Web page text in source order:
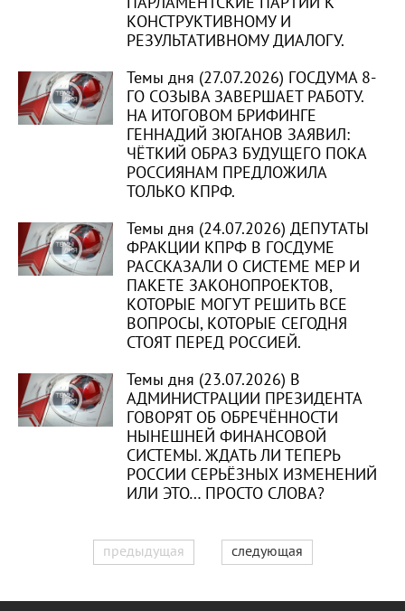
КОНСТРУКТИВНОМУ И
РЕЗУЛЬТАТИВНОМУ ДИАЛОГУ.
Темы дня (27.07.2026) ГОСДУМА 8-
ГО СОЗЫВА ЗАВЕРШАЕТ РАБОТУ.
НА ИТОГОВОМ БРИФИНГЕ
ГЕННАДИЙ ЗЮГАНОВ ЗАЯВИЛ:
ЧЁТКИЙ ОБРАЗ БУДУЩЕГО ПОКА
РОССИЯНАМ ПРЕДЛОЖИЛА
ТОЛЬКО КПРФ.
Темы дня (24.07.2026) ДЕПУТАТЫ
ФРАКЦИИ КПРФ В ГОСДУМЕ
РАССКАЗАЛИ О СИСТЕМЕ МЕР И
ПАКЕТЕ ЗАКОНОПРОЕКТОВ,
КОТОРЫЕ МОГУТ РЕШИТЬ ВСЕ
ВОПРОСЫ, КОТОРЫЕ СЕГОДНЯ
СТОЯТ ПЕРЕД РОССИЕЙ.
Темы дня (23.07.2026) В
АДМИНИСТРАЦИИ ПРЕЗИДЕНТА
ГОВОРЯТ ОБ ОБРЕЧЁННОСТИ
НЫНЕШНЕЙ ФИНАНСОВОЙ
СИСТЕМЫ. ЖДАТЬ ЛИ ТЕПЕРЬ
РОССИИ СЕРЬЁЗНЫХ ИЗМЕНЕНИЙ
ИЛИ ЭТО… ПРОСТО СЛОВА?
предыдущая следующая